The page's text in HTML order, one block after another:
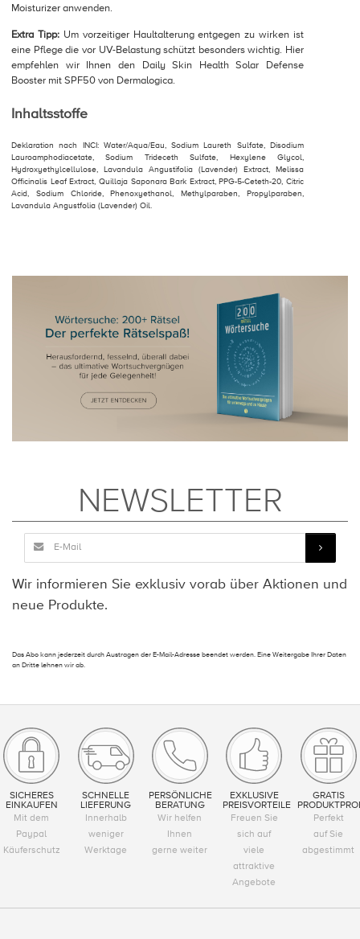
Moisturizer anwenden.
Extra Tipp: Um vorzeitiger Haultalterung entgegen zu wirken ist
eine Pflege die vor UV-Belastung schützt besonders wichtig. Hier
empfehlen wir Ihnen den Daily Skin Health Solar Defense
Booster mit SPF50 von Dermalogica.
Inhaltsstoffe
Deklaration nach INCI: Water/Aqua/Eau, Sodium Laureth Sulfate, Disodium
Lauroamphodiacetate, Sodium Trideceth Sulfate, Hexylene Glycol,
Hydroxyethylcellulose, Lavandula Angustifolia (Lavender) Extract, Melissa
Officinalis Leaf Extract, Quillaja Saponara Bark Extract, PPG-5-Ceteth-20, Citric
Acid, Sodium Chloride, Phenoxyethanol, Methylparaben, Propylparaben,
Lavandula Angustfolia (Lavender) Oil.
NEWSLETTER
Wir informieren Sie exklusiv vorab über Aktionen und
neue Produkte.
Das Abo kann jederzeit durch Austragen der E-Mail-Adresse beendet werden. Eine Weitergabe Ihrer Daten
an Dritte lehnen wir ab.
SICHERES
EINKAUFEN
Mit dem
Paypal
Käuferschutz
SCHNELLE
LIEFERUNG
Innerhalb
weniger
Werktage
PERSÖNLICHE
BERATUNG
Wir helfen
Ihnen
gerne weiter
EXKLUSIVE
PREISVORTEILE
Freuen Sie
sich auf
viele
attraktive
Angebote
GRATIS
Perfekt
auf Sie
abgestimmt